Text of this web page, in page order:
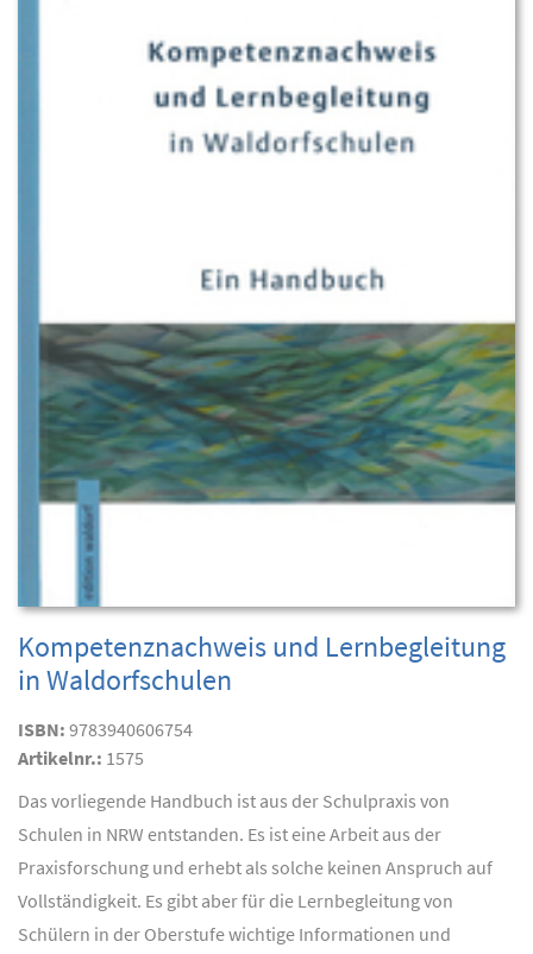
Kompetenznachweis und Lernbegleitung
in Waldorfschulen
ISBN: 9783940606754
Artikelnr.: 1575
Das vorliegende Handbuch ist aus der Schulpraxis von
Schulen in NRW entstanden. Es ist eine Arbeit aus der
Praxisforschung und erhebt als solche keinen Anspruch auf
Vollständigkeit. Es gibt aber für die Lernbegleitung von
Schülern in der Oberstufe wichtige Informationen und